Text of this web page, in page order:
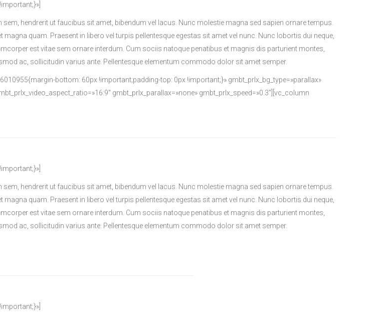
hendrerit ut faucibus sit amet, bibendum vel lacus. Nunc molestie magna sed sapien ornare tempus.
quam. Praesent in libero vel turpis pellentesque egestas sit amet vel nunc. Nunc lobortis dui neque,
est vitae sem ornare interdum. Cum sociis natoque penatibus et magnis dis parturient montes,
ac, sollicitudin varius ante. Pellentesque elementum commodo dolor sit amet semper.
bottom: 60px !important;padding-top: 0px !important;}» gmbt_prlx_bg_type=»parallax»
gmbt_prlx_parallax=»none» gmbt_prlx_speed=»0.3″][vc_column
hendrerit ut faucibus sit amet, bibendum vel lacus. Nunc molestie magna sed sapien ornare tempus.
quam. Praesent in libero vel turpis pellentesque egestas sit amet vel nunc. Nunc lobortis dui neque,
est vitae sem ornare interdum. Cum sociis natoque penatibus et magnis dis parturient montes,
ac, sollicitudin varius ante. Pellentesque elementum commodo dolor sit amet semper.